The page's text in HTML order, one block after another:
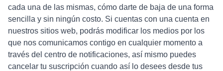
cada una de las mismas, cómo darte de baja de una forma
sencilla y sin ningún costo. Si cuentas con una cuenta en
nuestros sitios web, podrás modificar los medios por los
que nos comunicamos contigo en cualquier momento a
través del centro de notificaciones, así mismo puedes
cancelar tu suscripción cuando así lo desees desde tus